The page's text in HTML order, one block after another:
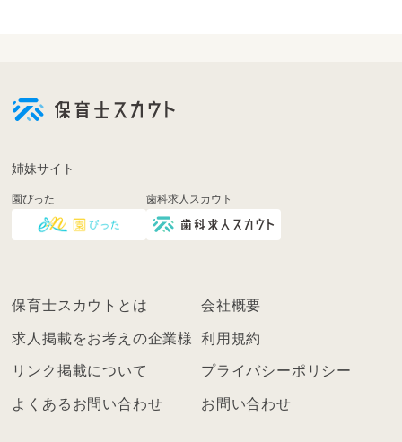
登
く
ン
姉妹サイト
園ぴった 歯科求人スカウト
保育士スカウトとは 会社概要
求人掲載をお考えの企業様 利用規約
リンク掲載について プライバシーポリシー
よくあるお問い合わせ お問い合わせ